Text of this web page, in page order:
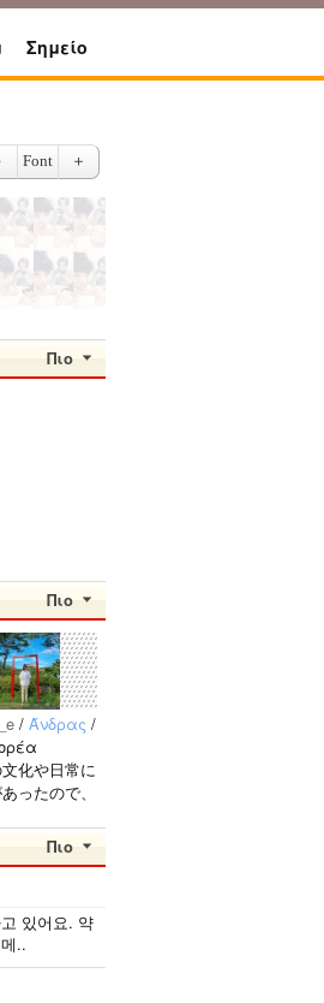
Σημείο
Font ＋
Πιο
Πιο
/ Άνδρας /
化や日常に
ったので、
本語を少し
しているの
もちろ
韓国文化や
Πιο
있어요. 약
..